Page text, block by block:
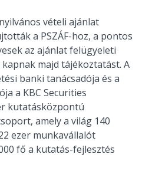
vételi ajánlat
a PSZÁF-hoz, a pontos
az ajánlat felügyeleti
majd tájékoztatást. A
banki tanácsadója és a
a KBC Securities
kutatásközpontú
amely a világ 140
ezer munkavállalót
fő a kutatás-fejlesztés